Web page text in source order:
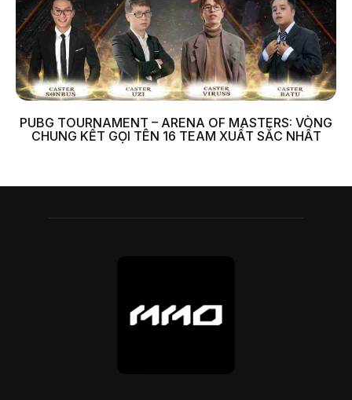
PUBG TOURNAMENT – ARENA OF MASTERS: VÒNG
CHUNG KẾT GỌI TÊN 16 TEAM XUẤT SẮC NHẤT